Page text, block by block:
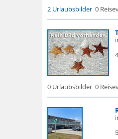
2 Urlaubsbilder 0
0 Urlaubsbilder 0